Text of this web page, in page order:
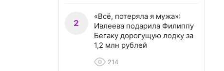
2
«Всё, потеряла я мужа»:
Ивлеева подарила Филиппу
Бегаку дорогущую лодку за
1,2 млн рублей
214